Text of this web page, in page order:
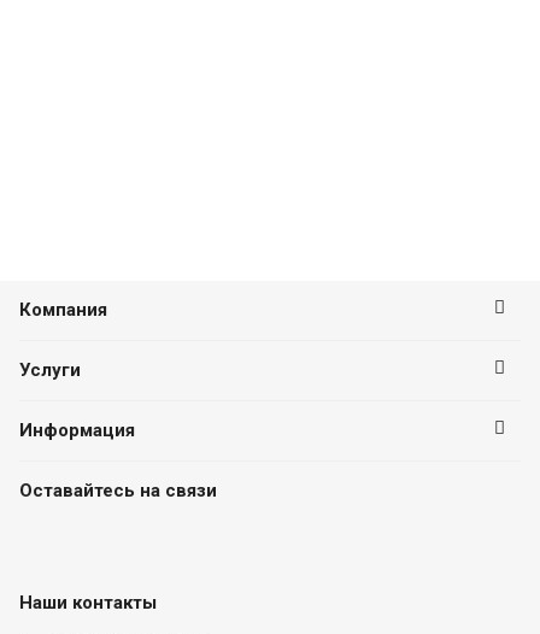
Компания
Услуги
Информация
Оставайтесь на связи
Наши контакты